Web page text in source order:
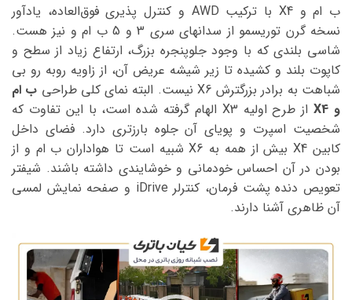
ب ام و X4 با ترکیب AWD و کنترل پذیری فوق‌العاده، یادآور
نسخه گرن توریسمو از سدانهای سری 3 و 5 ب ام و نیز هست.
شاسی بلندی که با وجود جلوپنجره بزرگ، ارتفاع زیاد از سطح و
کاپوت بلند و کشیده تا زیر شیشه عریض آن، از زاویه روبه رو بی
شباهت به برادر بزرگترش X6 نیست. البته نمای کلی طراحی
ب ام
و X4
از طرح اولیه X3 الهام گرفته شده است، با این تفاوت که
شخصیت اسپرت و پویای آن جلوه بارزتری دارد. فضای داخل
کابین X4 بیش از همه به X6 شبیه است تا هواداران ب ام و از
بودن در آن احساس خودمانی و خوشایندی داشته باشند. شیفتر
تعویص دنده پشت فرمان، کنترلر iDrive و صفحه نمایش لمسی
آن ظاهری آشنا دارند.
نمایشگر
ویدیو